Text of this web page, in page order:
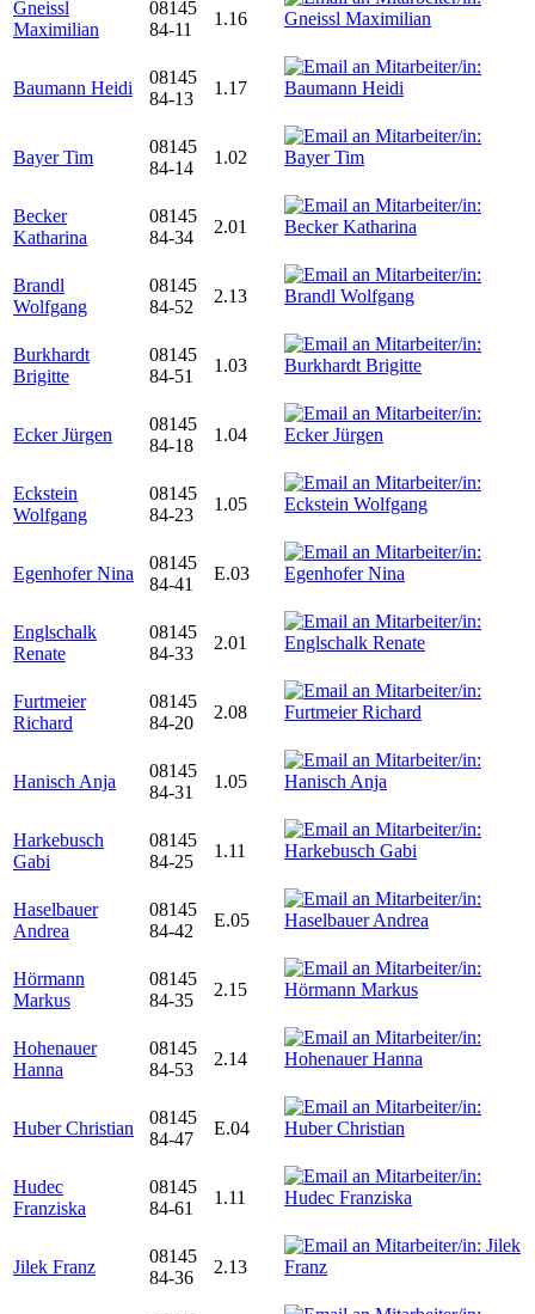
Gneissl
Maximilian
08145
84-11
1.16
Baumann Heidi
08145
84-13
1.17
Bayer Tim
08145
84-14
1.02
Becker
Katharina
08145
84-34
2.01
Brandl
Wolfgang
08145
84-52
2.13
Burkhardt
Brigitte
08145
84-51
1.03
Ecker Jürgen
08145
84-18
1.04
Eckstein
Wolfgang
08145
84-23
1.05
Egenhofer Nina
08145
84-41
E.03
Englschalk
Renate
08145
84-33
2.01
Furtmeier
Richard
08145
84-20
2.08
Hanisch Anja
08145
84-31
1.05
Harkebusch
Gabi
08145
84-25
1.11
Haselbauer
Andrea
08145
84-42
E.05
Hörmann
Markus
08145
84-35
2.15
Hohenauer
Hanna
08145
84-53
2.14
Huber Christian
08145
84-47
E.04
Hudec
Franziska
08145
84-61
1.11
Jilek Franz
08145
84-36
2.13